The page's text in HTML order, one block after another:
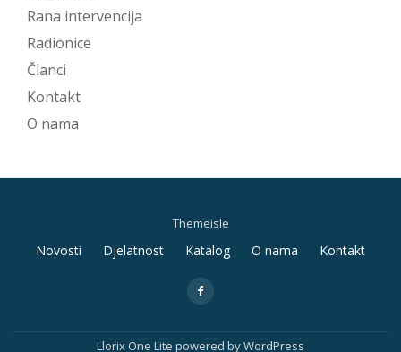
Rana intervencija
Radionice
Članci
Kontakt
O nama
Themeisle
Secondary
Novosti Djelatnost Katalog O nama Kontakt
fa-
facebook
Llorix One Lite powered byWordPress